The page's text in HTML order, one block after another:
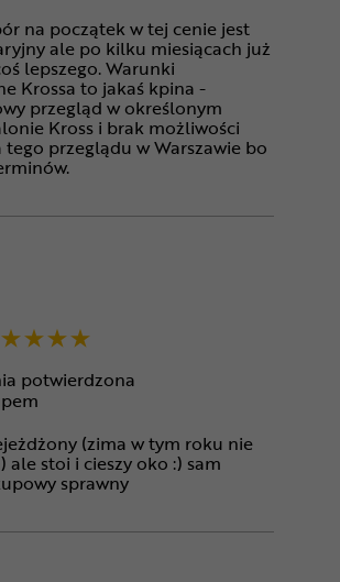
na początek w tej cenie jest
ale po kilku miesiącach już
lepszego. Warunki
Krossa to jakaś kpina -
przegląd w określonym
Kross i brak możliwości
przeglądu w Warszawie bo
potwierdzona
(zima w tym roku nie
ale stoi i cieszy oko :) sam
sprawny